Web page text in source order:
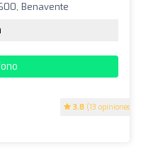
3.8 (13 opiniones)
Benavente